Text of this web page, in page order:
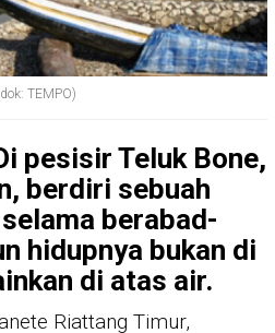
TEMPO)
pesisir Teluk Bone,
berdiri sebuah
berabad-
hidupnya bukan di
di atas air.
Riattang Timur,